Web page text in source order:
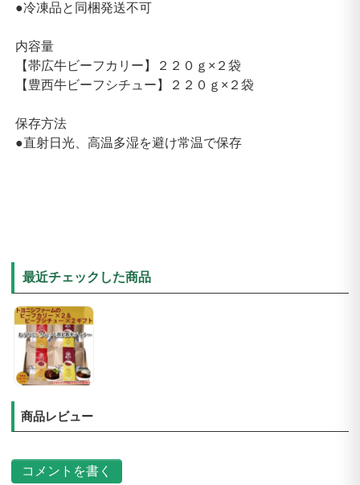
●冷凍品と同梱発送不可
内容量
【帯広牛ビーフカリー】２２０ｇ×２袋
【豊西牛ビーフシチュー】２２０ｇ×２袋
保存方法
●直射日光、高温多湿を避け常温で保存
最近チェックした商品
商品レビュー
コメントを書く